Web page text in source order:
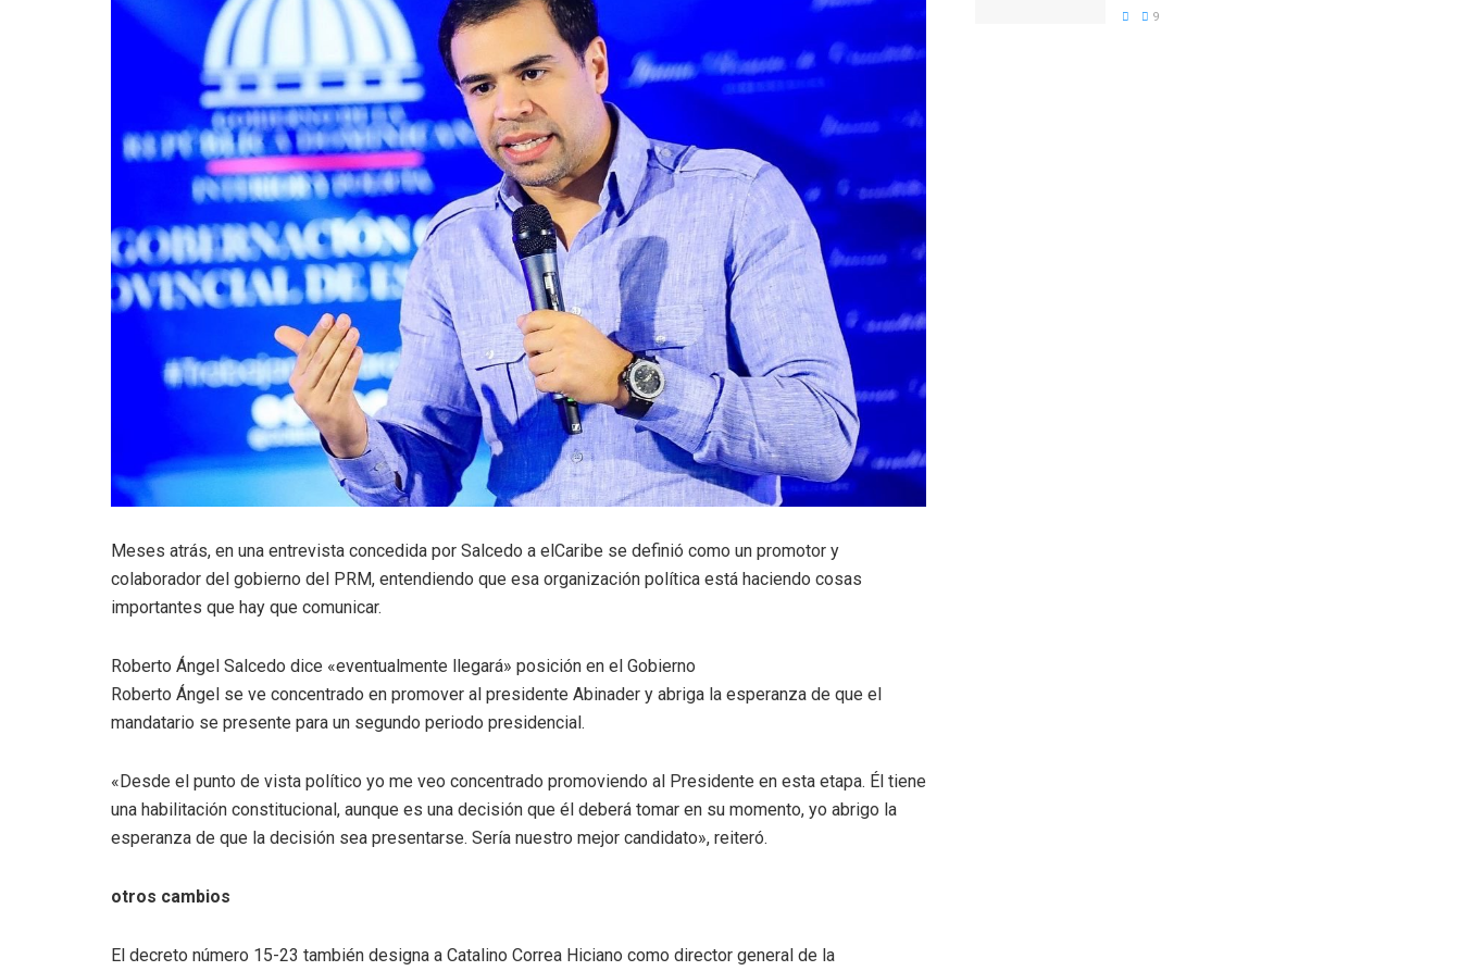
Meses atrás, en una entrevista concedida por Salcedo a elCaribe se definió como un promotor y
colaborador del gobierno del PRM, entendiendo que esa organización política está haciendo cosas
importantes que hay que comunicar.
Roberto Ángel Salcedo dice «eventualmente llegará» posición en el Gobierno
Roberto Ángel se ve concentrado en promover al presidente Abinader y abriga la esperanza de que el
mandatario se presente para un segundo periodo presidencial.
«Desde el punto de vista político yo me veo concentrado promoviendo al Presidente en esta etapa. Él tiene
una habilitación constitucional, aunque es una decisión que él deberá tomar en su momento, yo abrigo la
esperanza de que la decisión sea presentarse. Sería nuestro mejor candidato», reiteró.
otros cambios
El decreto número 15-23 también designa a Catalino Correa Hiciano como director general de la
9